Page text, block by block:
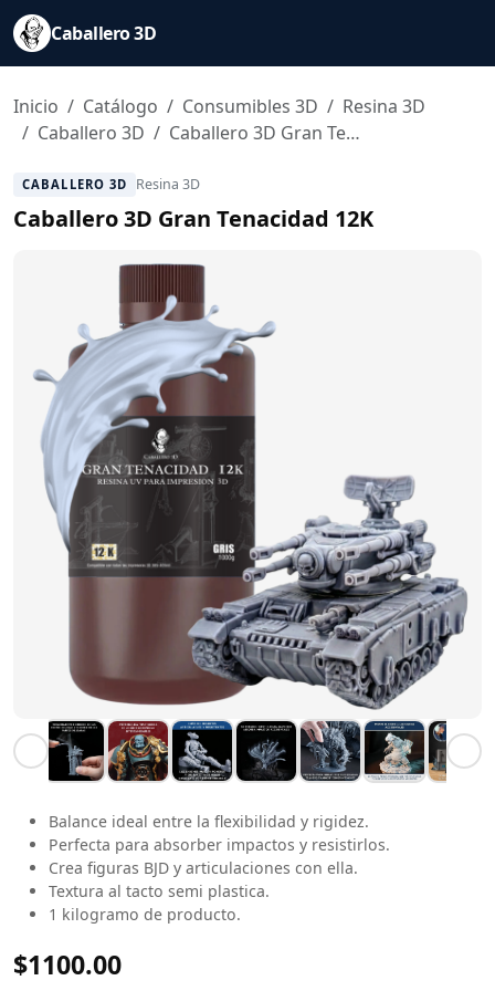
Saltar al contenido principal
Caballero 3D
Inicio Catálogo Consumibles 3D
Resina 3D
Caballero 3D
Caballero 3D Gran Tenacidad 12K
CABALLERO 3D Resina 3D
Caballero 3D Gran Tenacidad 12K
Balance ideal entre la flexibilidad y rigidez.
Perfecta para absorber impactos y resistirlos.
Crea figuras BJD y articulaciones con ella.
Textura al tacto semi plastica.
1 kilogramo de producto.
$1100.00